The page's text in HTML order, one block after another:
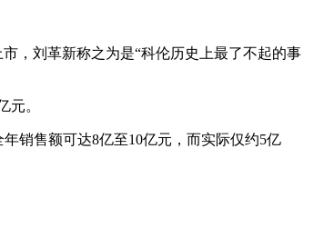
，刘革新称之为是“科伦历史上最了不起的事
元。
销售额可达8亿至10亿元，而实际仅约5亿